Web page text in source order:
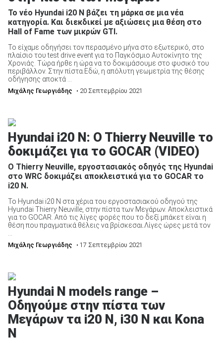
Το νέο Hyundai i20 N βάζει τη μάρκα σε μια νέα
κατηγορία. Και διεκδικεί με αξιώσεις μια θέση στο
Hall of Fame των μικρών GTI.
Το είχαμε οδηγήσει τον περασμένο μήνα στο εξωτερικό, στο
πλαίσιο του test drive event για το Παγκόσμιο Αυτοκίνητο της
Χρονιάς. Τώρα ήρθε η ώρα να το δοκιμάσουμε στο φυσικό του
περιβάλλον. Στην πίστα.Εδώ, η απόλυτη γεωμετρία της θέσης
οδήγησης αποκτά ...
Μιχάλης Γεωργιάδης • 20 Σεπτεμβρίου 2021
Hyundai i20 N: O Thierry Neuville το
δοκιμάζει για το GOCAR (VIDEO)
Ο Thierry Neuville, εργοστασιακός οδηγός της Hyundai
στο WRC δοκιμάζει αποκλειστικά για το GOCAR το
i20 N.
Το Hyundai i20 Ν στα χέρια του εργοστασιακού οδηγού της
Hyundai Thierry Neuville, στην πίστα των Μεγάρων. Αποκλειστικά
για το GOCAR. Από τις λίγες φορές που το δεξί μπάκετ είναι η
θέση που πραγματικά θέλεις να βρίσκεσαι.Λίγες ώρες μετά τον
Μιχάλης Γεωργιάδης • 17 Σεπτεμβρίου 2021
Hyundai N models range –
Οδηγούμε στην πίστα των
Μεγάρων τα i20 N, i30 Ν και Kona
N